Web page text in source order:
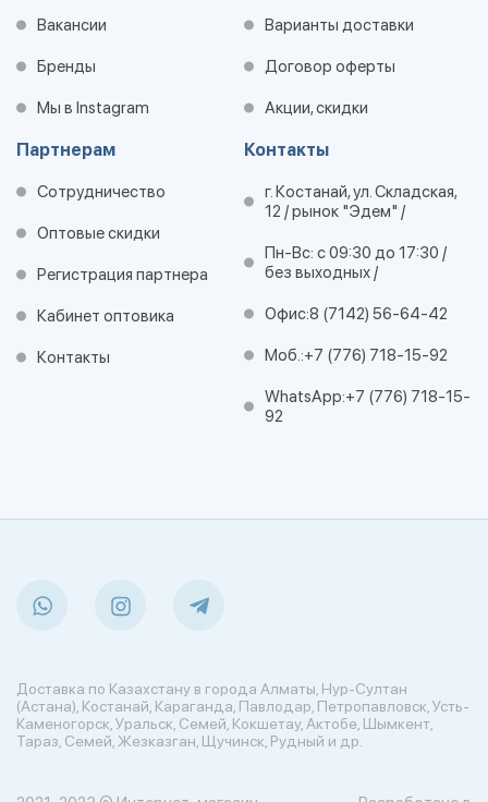
Вакансии
Бренды
Мы в Instagram
Варианты доставки
Договор оферты
Акции, скидки
Партнерам
Сотрудничество
Оптовые скидки
Регистрация партнера
Кабинет оптовика
Контакты
Контакты
г. Костанай, ул. Складская,
12 / рынок "Эдем" /
Пн-Вс: с 09:30 до 17:30 /
без выходных /
Офис:8 (7142) 56-64-42
Моб.:+7 (776) 718-15-92
WhatsApp:+7 (776) 718-15-
92
Доставка по Казахстану в города Алматы, Нур-Султан
(Астана), Костанай, Караганда, Павлодар, Петропавловск, Усть-
Каменогорск, Уральск, Семей, Кокшетау, Актобе, Шымкент,
Тараз, Семей, Жезказган, Щучинск, Рудный и др.